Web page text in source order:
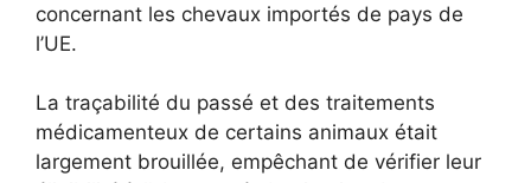
concernant les chevaux importés de pays de
l’UE.
La traçabilité du passé et des traitements
médicamenteux de certains animaux était
largement brouillée, empêchant de vérifier leur